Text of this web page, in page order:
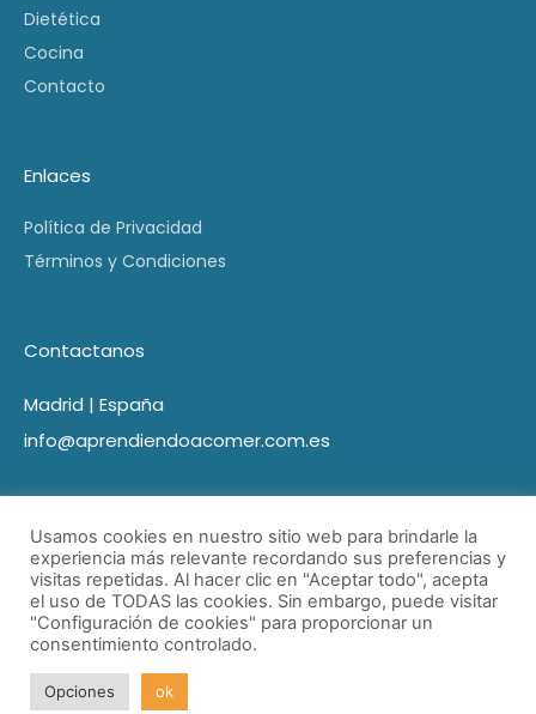
Dietética
Cocina
Contacto
Enlaces
Política de Privacidad
Términos y Condiciones
Contactanos
Madrid | España
info@aprendiendoacomer.com.es
© Aprendiendo a comer 2021 Todos los derechos reservados
| Desarrollado por Marketing Cerca.
Usamos cookies en nuestro sitio web para brindarle la
experiencia más relevante recordando sus preferencias y
visitas repetidas. Al hacer clic en "Aceptar todo", acepta
el uso de TODAS las cookies. Sin embargo, puede visitar
"Configuración de cookies" para proporcionar un
consentimiento controlado.
Opciones ok